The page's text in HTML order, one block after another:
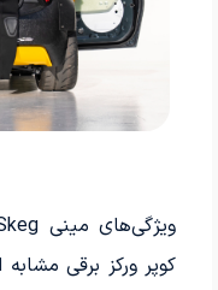
کوپر ورکز برقی